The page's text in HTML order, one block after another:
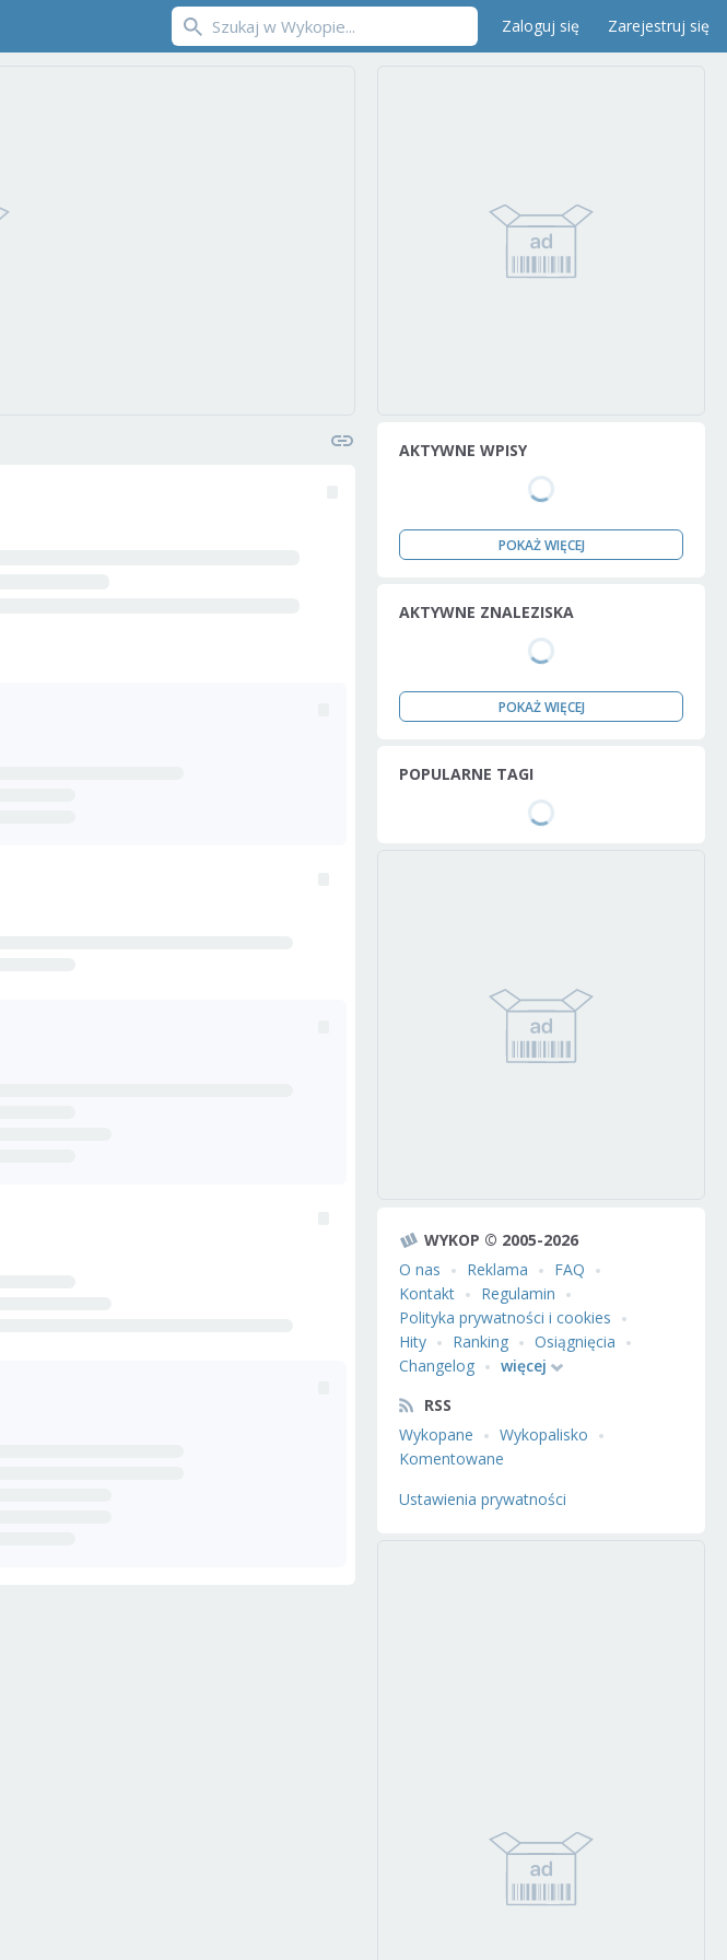
Zaloguj się Zarejestruj się
AKTYWNE WPISY
POKAŻ WIĘCEJ
AKTYWNE ZNALEZISKA
POKAŻ WIĘCEJ
POPULARNE TAGI
WYKOP © 2005-2026
O nas
Reklama
FAQ
Kontakt
Regulamin
Polityka prywatności i cookies
Hity
Ranking
Osiągnięcia
Changelog
więcej
RSS
Wykopane
Wykopalisko
Komentowane
Ustawienia prywatności